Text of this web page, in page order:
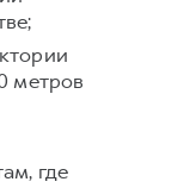
метров
где